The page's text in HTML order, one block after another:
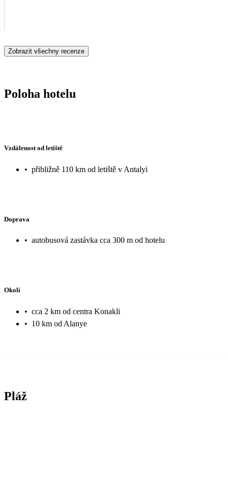
Zobrazit všechny recenze
Poloha hotelu
Vzdálenost od letiště
• přibližně 110 km od letiště v Antalyi
Doprava
• autobusová zastávka cca 300 m od hotelu
Okolí
• cca 2 km od centra Konakli
• 10 km od Alanye
Pláž